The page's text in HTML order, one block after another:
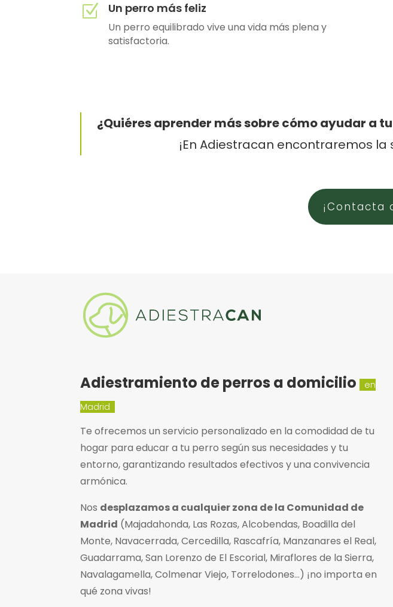
Z Un perro más feliz
Un perro equilibrado vive una vida más plena y
satisfactoria.
¿Quiéres aprender más sobre cómo ayudar a
¡En Adiestracan encontraremos
¡Contacta
Adiestramiento de perros a domicilio en
Madrid
Te ofrecemos un servicio personalizado en la comodidad de tu
hogar para educar a tu perro según sus necesidades y tu
entorno, garantizando resultados efectivos y una convivencia
armónica.
Nos desplazamos a cualquier zona de la Comunidad de
Madrid (Majadahonda, Las Rozas, Alcobendas, Boadilla del
Monte, Navacerrada, Cercedilla, Rascafría, Manzanares el Real,
Guadarrama, San Lorenzo de El Escorial, Miraflores de la Sierra,
Navalagamella, Colmenar Viejo, Torrelodones…) ¡no importa en
qué zona vivas!